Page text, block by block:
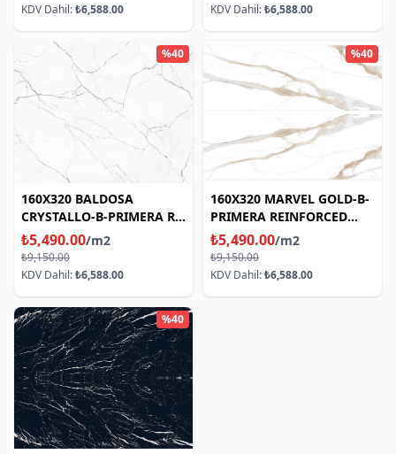
KDV Dahil:₺6,588.00
KDV Dahil:₺6,588.00
%40
160X320 BALDOSA
CRYSTALLO-B-PRIMERA RF
NATURAL
₺5,490.00/m2
₺9,150.00
KDV Dahil:₺6,588.00
%40
160X320 MARVEL GOLD-B-
PRIMERA REINFORCED
NATURAL
₺5,490.00/m2
₺9,150.00
KDV Dahil:₺6,588.00
%40